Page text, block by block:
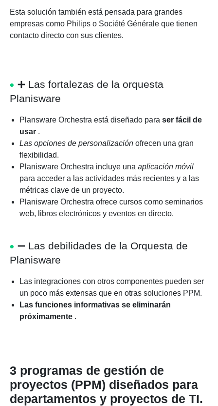
Esta solución también está pensada para grandes
empresas como Philips o Société Générale que tienen
contacto directo con sus clientes.
➕ Las fortalezas de la orquesta
Planisware
Plansware Orchestra está diseñado para ser fácil de
usar .
Las opciones de personalización ofrecen una gran
flexibilidad.
Planisware Orchestra incluye una aplicación móvil
para acceder a las actividades más recientes y a las
métricas clave de un proyecto.
Planisware Orchestra ofrece cursos como seminarios
web, libros electrónicos y eventos en directo.
➖ Las debilidades de la Orquesta de
Planisware
Las integraciones con otros componentes pueden ser
un poco más extensas que en otras soluciones PPM.
Las funciones informativas se eliminarán
próximamente .
3 programas de gestión de
proyectos (PPM) diseñados para
departamentos y proyectos de TI.